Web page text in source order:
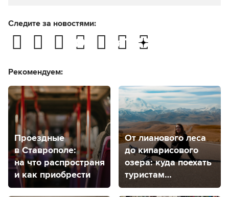
вблизи Ставрополя
08.08.2026, 10:29
Где погулять в Железноводске:
Следите за новостями:
Рекомендуем: